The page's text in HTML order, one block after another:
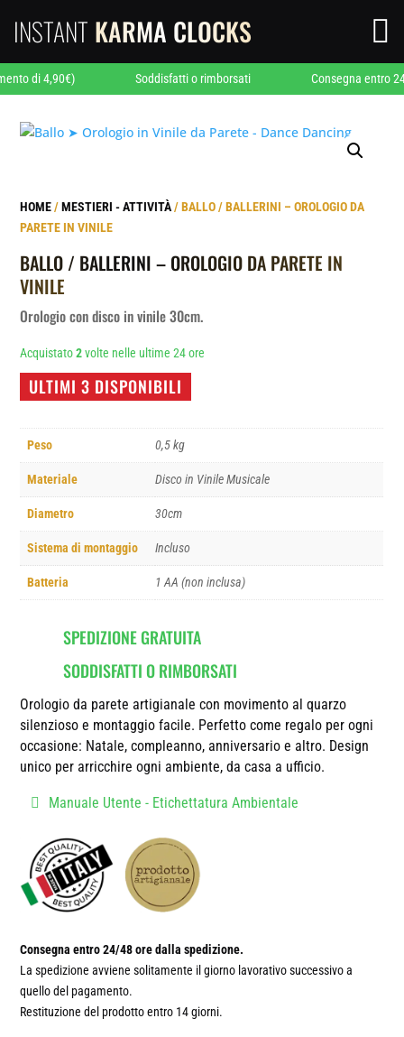
INSTANT KARMA CLOCKS 
4,90€) Soddisfatti o rimborsati Consegna entro 24/48
HOME/MESTIERI - ATTIVITÀ/ BALLO / BALLERINI – OROLOGIO DA
PARETE IN VINILE
BALLO / BALLERINI – OROLOGIO DA PARETE IN
VINILE
Orologio con disco in vinile 30cm.
Acquistato2volte nelle ultime 24 ore
ULTIMI 3 DISPONIBILI
Peso 0,5 kg
Materiale Disco in Vinile Musicale
Diametro 30cm
Sistema di montaggio Incluso
Batteria 1 AA (non inclusa)
SPEDIZIONE GRATUITA
SODDISFATTI O RIMBORSATI
Orologio da parete artigianale con movimento al quarzo
silenzioso e montaggio facile. Perfetto come regalo per ogni
occasione: Natale, compleanno, anniversario e altro. Design
unico per arricchire ogni ambiente, da casa a ufficio.
Manuale Utente - Etichettatura Ambientale
Consegna entro 24/48 ore dalla spedizione.
La spedizione avviene solitamente il giorno lavorativo successivo a
quello del pagamento.
Restituzione del prodotto entro 14 giorni.